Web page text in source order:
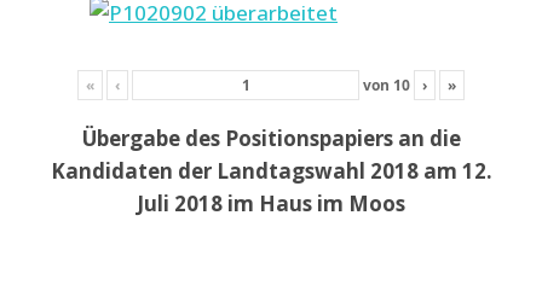
« ‹ von 10 › »
Übergabe des Positionspapiers an die
Kandidaten der Landtagswahl 2018 am 12.
Juli 2018 im Haus im Moos